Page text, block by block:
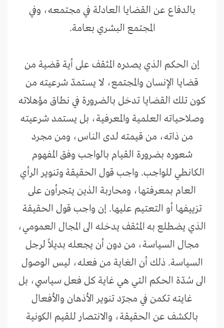
بالدفاع عن القضايا العادلة في مجتمعه، وفي
المجتمع البشري بعامة.
إن الحكم الذي يصدره المثقف على أية قضية من
قضايا الإنسان والمجتمع، لا يستمدّ شرعيته من
كون تلك القضايا تدخل بالضرورة في نطاق مؤهلاته
وصلاحياته العلمية والمعرفية، بل يستمد شرعيته
من ذاته، من قيمته لدى الناس، ومن مجرد
شعوره بضرورة القيام بالواجب وفق المفهوم
الكانطي للواجب. واجب قول الحقيقة وتنوير الرأي
العام بمعرفتها، ومحاربة الذين يتجرأون على
تزييفها أو التعتيم عليها. إن واجب قول الحقيقة
الذي يضطلع به المثقف يدخله الى المجال العمومي،
مجال السياسة، من دون أن يجعله بديلاً لرجل
السياسة. ذلك أن الغاية من فعله، ليس الوصول
الى سُدّة الحكم التي هي غاية كل فعل سياسي، بل
غايته تكمن في مجرّد تنوير الأذهان والأفعال
بالكشف عن الحقيقة، والانتصار للقيم الكونية